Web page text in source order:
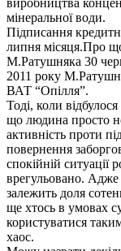
виробництва
мінеральної води.
Підписання
липня місяця.Про
М.Ратушняка 30
2011 року
ВАТ “Опілля”.
Тоді, коли
що людина просто
активність проти
повернення
спокійній ситуації
врегульовано. Адже
залежить доля
ще хтось в умовах
користуватися
хаос.